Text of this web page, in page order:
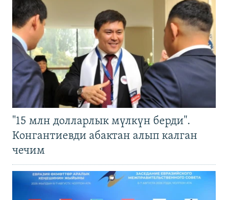
"15 млн долларлык мүлкүн берди".
Конгантиевди абактан алып калган
чечим